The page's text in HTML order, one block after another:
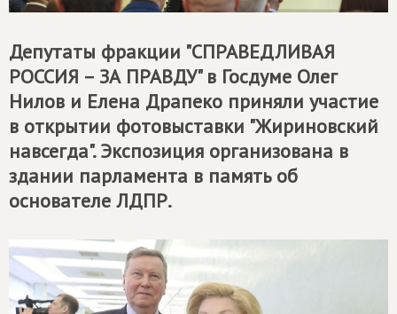
Депутаты фракции "СПРАВЕДЛИВАЯ
РОССИЯ – ЗА ПРАВДУ" в Госдуме Олег
Нилов и Елена Драпеко приняли участие
в открытии фотовыставки "Жириновский
навсегда". Экспозиция организована в
здании парламента в память об
основателе ЛДПР.